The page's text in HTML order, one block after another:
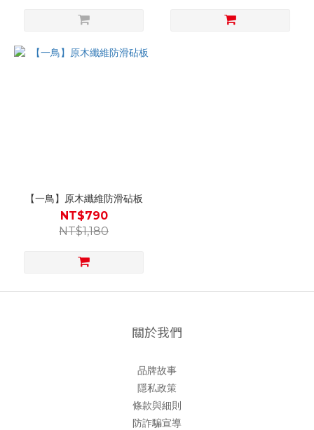
【一鳥】原木纖維防滑砧板
NT$790
NT$1,180
關於我們
品牌故事
隱私政策
條款與細則
防詐騙宣導